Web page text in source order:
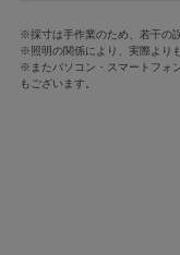
※採寸は手作業のため、若干の
※照明の関係により、実際より
※またパソコン・スマートフォ
もございます。